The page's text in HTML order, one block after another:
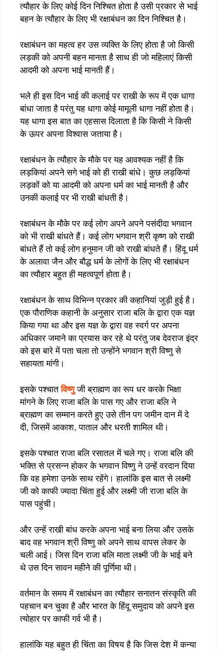
त्यौहार के लिए कोई दिन निश्चित होता है उसी प्रकार से भाई
बहन के त्यौहार के लिए भी रक्षाबंधन का दिन निश्चित है।
रक्षाबंधन का महत्व हर उस व्यक्ति के लिए होता है जो किसी
लड़की को अपनी बहन मानता है साथ ही जो महिलाएं किसी
आदमी को अपना भाई मानती हैं।
भले ही इस दिन भाई की कलाई पर राखी के रूप में एक धागा
बांधा जाता है परंतु यह धागा कोई मामूली धागा नहीं होता है।
यह धागा इस बात का एहसास दिलाता है कि किसी ने किसी
के ऊपर अपना विश्वास जताया है।
रक्षाबंधन के त्यौहार के मौके पर यह आवश्यक नहीं है कि
लड़कियां अपने सगे भाई को ही राखी बांधे। कुछ लड़कियां
लड़कों को या आदमी को अपना धर्म का भाई मानती है और
उनकी कलाई पर भी राखी बांधती है।
रक्षाबंधन के मौके पर कई लोग अपने अपने पसंदीदा भगवान
को भी राखी बांधते हैं। कई लोग भगवान श्री कृष्ण को राखी
बांधते हैं तो कई लोग हनुमान जी को राखी बांधते हैं। हिंदू धर्म
के अलावा जैन और बौद्ध धर्म के लोगों के लिए भी रक्षाबंधन
का त्यौहार बहुत ही महत्वपूर्ण होता है।
रक्षाबंधन के साथ विभिन्न प्रकार की कहानियां जुड़ी हुई है।
एक पौराणिक कहानी के अनुसार राजा बलि के द्वारा एक यज्ञ
किया गया था और इस यज्ञ के द्वारा वह स्वर्ग पर अपना
अधिकार जमाने का प्रयास कर रहे थे परंतु जब देवराज इंद्र
को इस बारे में पता चला तो उन्होंने भगवान श्री विष्णु से
सहायता मांगी।
इसके पश्चातविष्णु जी ब्राह्मण का रूप धर करके भिक्षा
मांगने के लिए राजा बलि के पास गए और राजा बलि ने
ब्राह्मण का सम्मान करते हुए उसे तीन पग जमीन दान में दे
दी, जिसमें आकाश, पाताल और धरती शामिल थी।
इसके पश्चात राजा बलि रसातल में चले गए। राजा बलि की
भक्ति से प्रसन्न होकर के भगवान विष्णु ने उन्हें वरदान दिया
कि वह हमेशा उनके साथ रहेंगे। हालांकि इस बात से लक्ष्मी
जी को काफी ज्यादा चिंता हुई और लक्ष्मी जी राजा बलि के
पास पहुंची।
और उन्हें राखी बांध करके अपना भाई बना लिया और उसके
बाद वह भगवान श्री विष्णु को अपने साथ वापस लेकर के
चली आई। जिस दिन राजा बलि माता लक्ष्मी जी के भाई बने
थे उस दिन सावन महीने की पूर्णिमा थी।
वर्तमान के समय में रक्षाबंधन का त्यौहार सनातन संस्कृति की
पहचान बन चुका है और भारत के हिंदू समुदाय को अपने इस
त्योहार पर काफी गर्व भी है।
हालांकि यह बहुत ही चिंता का विषय है कि जिस देश में कन्या